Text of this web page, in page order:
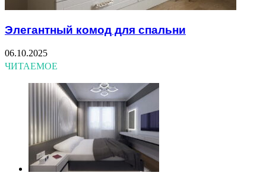
Элегантный комод для спальни
06.10.2025
ЧИТАЕМОЕ